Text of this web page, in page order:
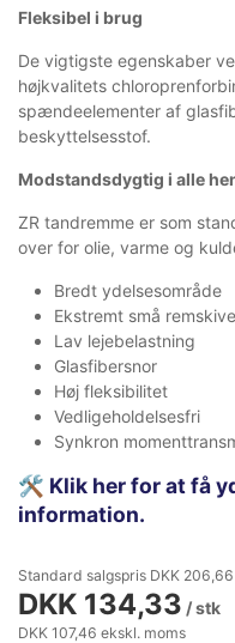
Fleksibel i brug
De vigtigste egenskaber
højkvalitets
spændeelementer af
beskyttelsesstof.
Modstandsdygtig i alle
ZR tandremme er som
over for olie, varme og
Bredt ydelsesområde
Ekstremt små
Lav lejebelastning
Glasfibersnor
Høj fleksibilitet
Vedligeholdelsesfri
Synkron
🛠️ Klik her for at få
information.
Standard salgspris DKK 206,66
DKK 134,33 / stk
DKK 107,46 ekskl. moms